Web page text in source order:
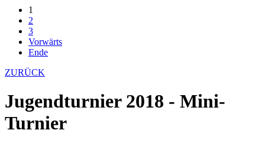
1
2
3
Vorwärts
Ende
ZURÜCK
Jugendturnier 2018 - Mini-
Turnier